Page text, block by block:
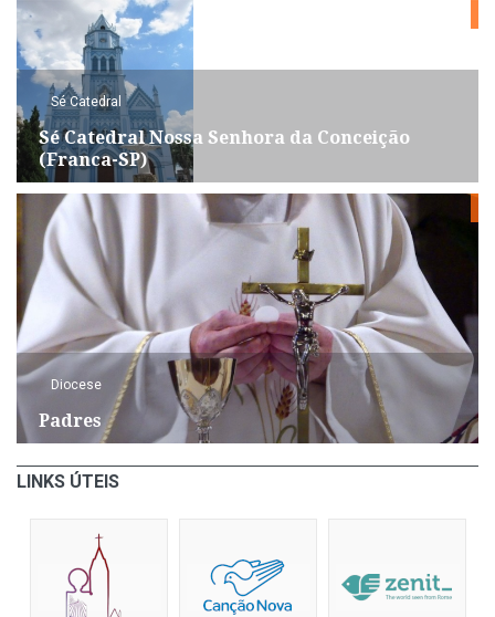
Sé Catedral
Sé Catedral Nossa Senhora da Conceição
(Franca-SP)
Diocese
Padres
LINKS ÚTEIS